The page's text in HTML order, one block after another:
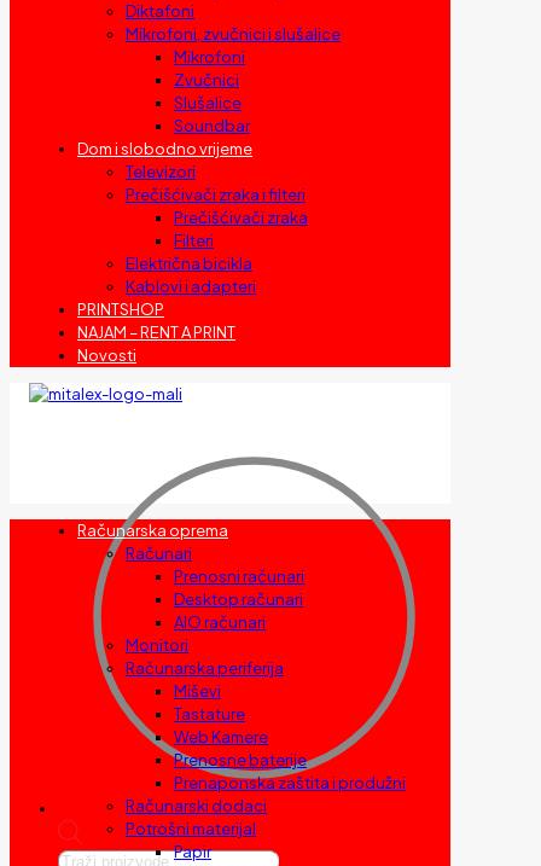
Diktafoni
Mikrofoni, zvučnici i slušalice
Mikrofoni
Zvučnici
Slušalice
Soundbar
Dom i slobodno vrijeme
Televizori
Prečišćivači zraka i filteri
Prečišćivači zraka
Filteri
Električna bicikla
Kablovi i adapteri
PRINTSHOP
NAJAM – RENT A PRINT
Novosti
Products
Računarska oprema
Računari
Prenosni računari
Desktop računari
AIO računari
Monitori
Računarska periferija
Miševi
Tastature
Web Kamere
Prenosne baterije
Prenaponska zaštita i produžni
Računarski dodaci
Potrošni materijal
Papir